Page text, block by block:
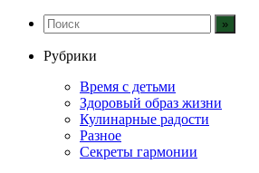
Рубрики
Время с детьми
Здоровый образ жизни
Кулинарные радости
Разное
Секреты гармонии